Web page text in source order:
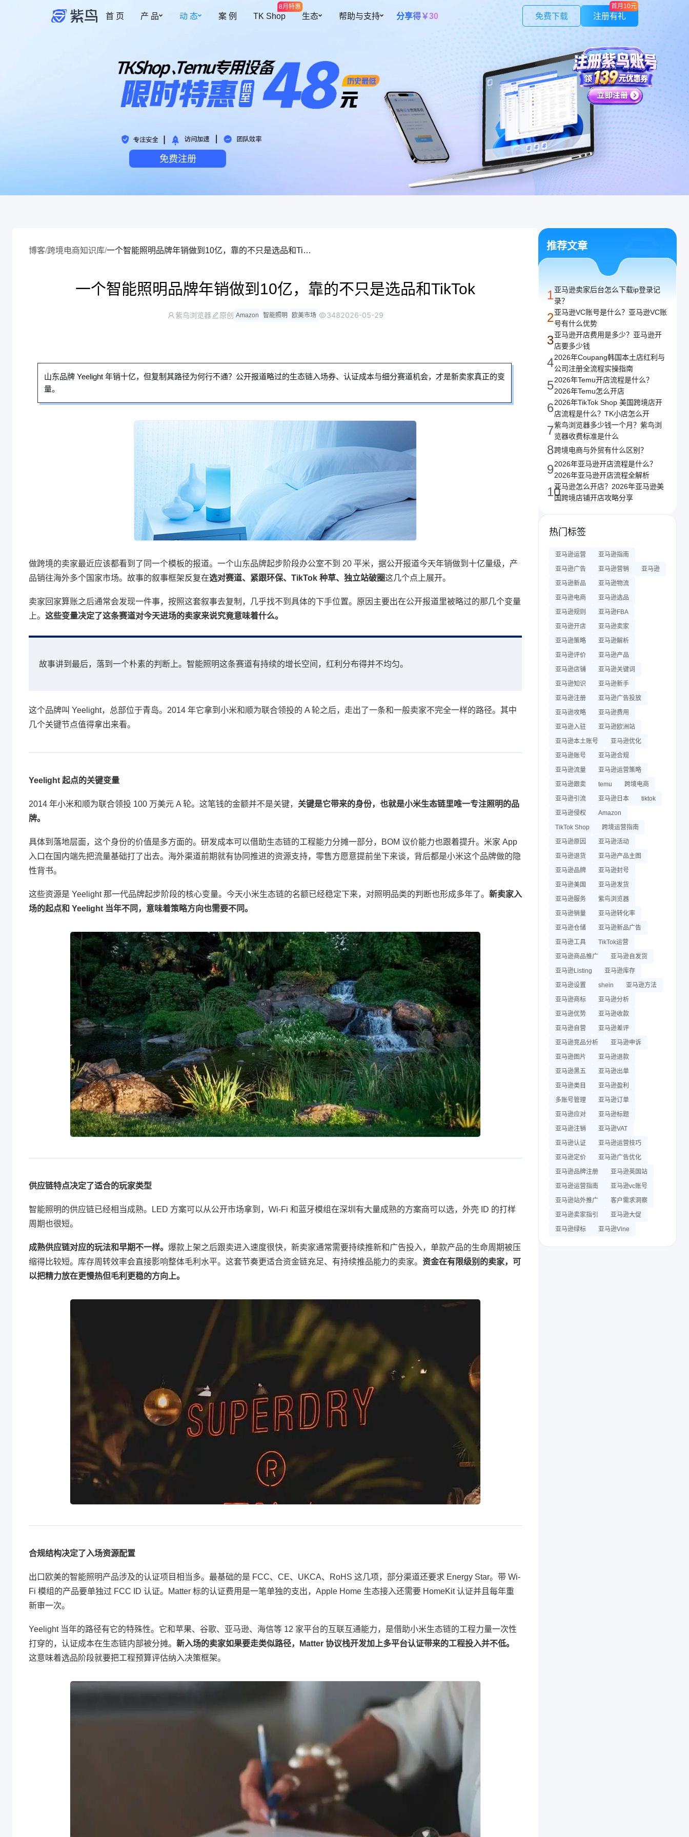
首 页 产 品 动 态
博客
案 例 TK Shop
8月特惠
生态
插件中心
跨境导航
帮助与支持
私有化部署
关于我们
分享得￥30 免费下载
首月10元
注册有礼
为账号提供安全专属的登录环境
事中监管
智能操作截图，保障账号安全
事后追溯
海量网络资源
覆盖300+地区资源
高效团队协作管理
根据角色灵活授权，安全可控
自动二步验证
自动填充二步验证码，安全快捷
续费托管
到期自动续费，避免不必要损失
紫鸟应用
LinkFoxAI
电商专用AI 商品图 | 模特 | 素材
紫鸟云号
一号多绑，接收全球电话/短信
免费注册
博客/跨境电商知识库/ 一个智能照明品牌年销做到10亿，靠的不只是选品和TikTok
一个智能照明品牌年销做到10亿，靠的不只是选品和TikTok
紫鸟浏览器 原创 Amazon 智能照明 欧美市场 3482026-05-29
山东品牌 Yeelight 年销十亿，但复制其路径为何行不通？公开报道略过的生态链入场券、认证成本与细分赛道机会，才是新卖家真正的变
量。
做跨境的卖家最近应该都看到了同一个模板的报道。一个山东品牌起步阶段办公室不到 20 平米，据公开报道今天年销做到十亿量级，产
品销往海外多个国家市场。故事的叙事框架反复在选对赛道、紧跟环保、TikTok 种草、独立站破圈这几个点上展开。
卖家回家算账之后通常会发现一件事，按照这套叙事去复制，几乎找不到具体的下手位置。原因主要出在公开报道里被略过的那几个变量
上。 这些变量决定了这条赛道对今天进场的卖家来说究竟意味着什么。
故事讲到最后，落到一个朴素的判断上。智能照明这条赛道有持续的增长空间，红利分布得并不均匀。
这个品牌叫 Yeelight，总部位于青岛。2014 年它拿到小米和顺为联合领投的 A 轮之后，走出了一条和一般卖家不完全一样的路径。其中
几个关键节点值得拿出来看。
Yeelight 起点的关键变量
2014 年小米和顺为联合领投 100 万美元 A 轮。这笔钱的金额并不是关键， 关键是它带来的身份，也就是小米生态链里唯一专注照明的品
牌。
具体到落地层面，这个身份的价值是多方面的。研发成本可以借助生态链的工程能力分摊一部分，BOM 议价能力也跟着提升。米家 App
入口在国内端先把流量基础打了出去。海外渠道前期就有协同推进的资源支持，零售方愿意提前坐下来谈，背后都是小米这个品牌做的隐
性背书。
这些资源是 Yeelight 那一代品牌起步阶段的核心变量。今天小米生态链的名额已经稳定下来，对照明品类的判断也形成多年了。 新卖家入
场的起点和 Yeelight 当年不同，意味着策略方向也需要不同。
供应链特点决定了适合的玩家类型
智能照明的供应链已经相当成熟。LED 方案可以从公开市场拿到，Wi-Fi 和蓝牙模组在深圳有大量成熟的方案商可以选，外壳 ID 的打样
周期也很短。
成熟供应链对应的玩法和早期不一样。 爆款上架之后跟卖进入速度很快，新卖家通常需要持续推新和广告投入，单款产品的生命周期被压
缩得比较短。库存周转效率会直接影响整体毛利水平。这套节奏更适合资金链充足、有持续推品能力的卖家。 资金在有限级别的卖家，可
以把精力放在更慢热但毛利更稳的方向上。
合规结构决定了入场资源配置
出口欧美的智能照明产品涉及的认证项目相当多。最基础的是 FCC、CE、UKCA、RoHS 这几项，部分渠道还要求 Energy Star。带 Wi-
Fi 模组的产品要单独过 FCC ID 认证。Matter 标的认证费用是一笔单独的支出，Apple Home 生态接入还需要 HomeKit 认证并且每年重
新审一次。
Yeelight 当年的路径有它的特殊性。它和苹果、谷歌、亚马逊、海信等 12 家平台的互联互通能力，是借助小米生态链的工程力量一次性
打穿的，认证成本在生态链内部被分摊。 新入场的卖家如果要走类似路径，Matter 协议栈开发加上多平台认证带来的工程投入并不低。
这意味着选品阶段就要把工程预算评估纳入决策框架。
推荐文章
1亚马逊卖家后台怎么下载ip登录记
录？
2亚马逊VC账号是什么？亚马逊VC账
号有什么优势
3亚马逊开店费用是多少？亚马逊开
店要多少钱
42026年Coupang韩国本土店红利与
公司注册全流程实操指南
52026年Temu开店流程是什么？
2026年Temu怎么开店
62026年TikTok Shop 美国跨境店开
店流程是什么？TK小店怎么开
7紫鸟浏览器多少钱一个月？紫鸟浏
览器收费标准是什么
8跨境电商与外贸有什么区别？
92026年亚马逊开店流程是什么？
2026年亚马逊开店流程全解析
10亚马逊怎么开店？2026年亚马逊美
国跨境店铺开店攻略分享
热门标签
亚马逊运营
亚马逊指南
亚马逊广告
亚马逊营销
亚马逊
亚马逊新品
亚马逊物流
亚马逊电商
亚马逊选品
亚马逊规则
亚马逊FBA
亚马逊开店
亚马逊卖家
亚马逊策略
亚马逊解析
亚马逊评价
亚马逊产品
亚马逊店铺
亚马逊关键词
亚马逊知识
亚马逊新手
亚马逊注册
亚马逊广告投放
亚马逊攻略
亚马逊费用
亚马逊入驻
亚马逊欧洲站
亚马逊本土账号
亚马逊优化
亚马逊账号
亚马逊合规
亚马逊流量
亚马逊运营策略
亚马逊跟卖
temu
跨境电商
亚马逊引流
亚马逊日本
tiktok
亚马逊侵权
Amazon
TikTok Shop
跨境运营指南
亚马逊原因
亚马逊活动
亚马逊退货
亚马逊产品主图
亚马逊品牌
亚马逊封号
亚马逊美国
亚马逊发货
亚马逊服务
紫鸟浏览器
亚马逊销量
亚马逊转化率
亚马逊仓储
亚马逊新品广告
亚马逊工具
TikTok运营
亚马逊商品推广
亚马逊自发货
亚马逊Listing
亚马逊库存
亚马逊设置
shein
亚马逊方法
亚马逊商标
亚马逊分析
亚马逊优势
亚马逊收款
亚马逊自营
亚马逊差评
亚马逊竞品分析
亚马逊申诉
亚马逊图片
亚马逊退款
亚马逊黑五
亚马逊出单
亚马逊类目
亚马逊盈利
多账号管理
亚马逊订单
亚马逊应对
亚马逊标题
亚马逊注销
亚马逊VAT
亚马逊认证
亚马逊运营技巧
亚马逊定价
亚马逊广告优化
亚马逊品牌注册
亚马逊英国站
亚马逊运营指南
亚马逊vc账号
亚马逊站外推广
客户需求洞察
亚马逊卖家指引
亚马逊大促
亚马逊绿标
亚马逊Vine